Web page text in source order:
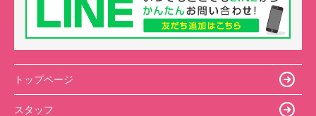
トップページ
スタッフ